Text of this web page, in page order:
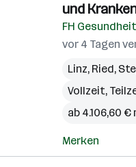
und
FH
vor 4 Tagen
Linz, Ried,
Vollzeit,
ab 4.106,60
Merken